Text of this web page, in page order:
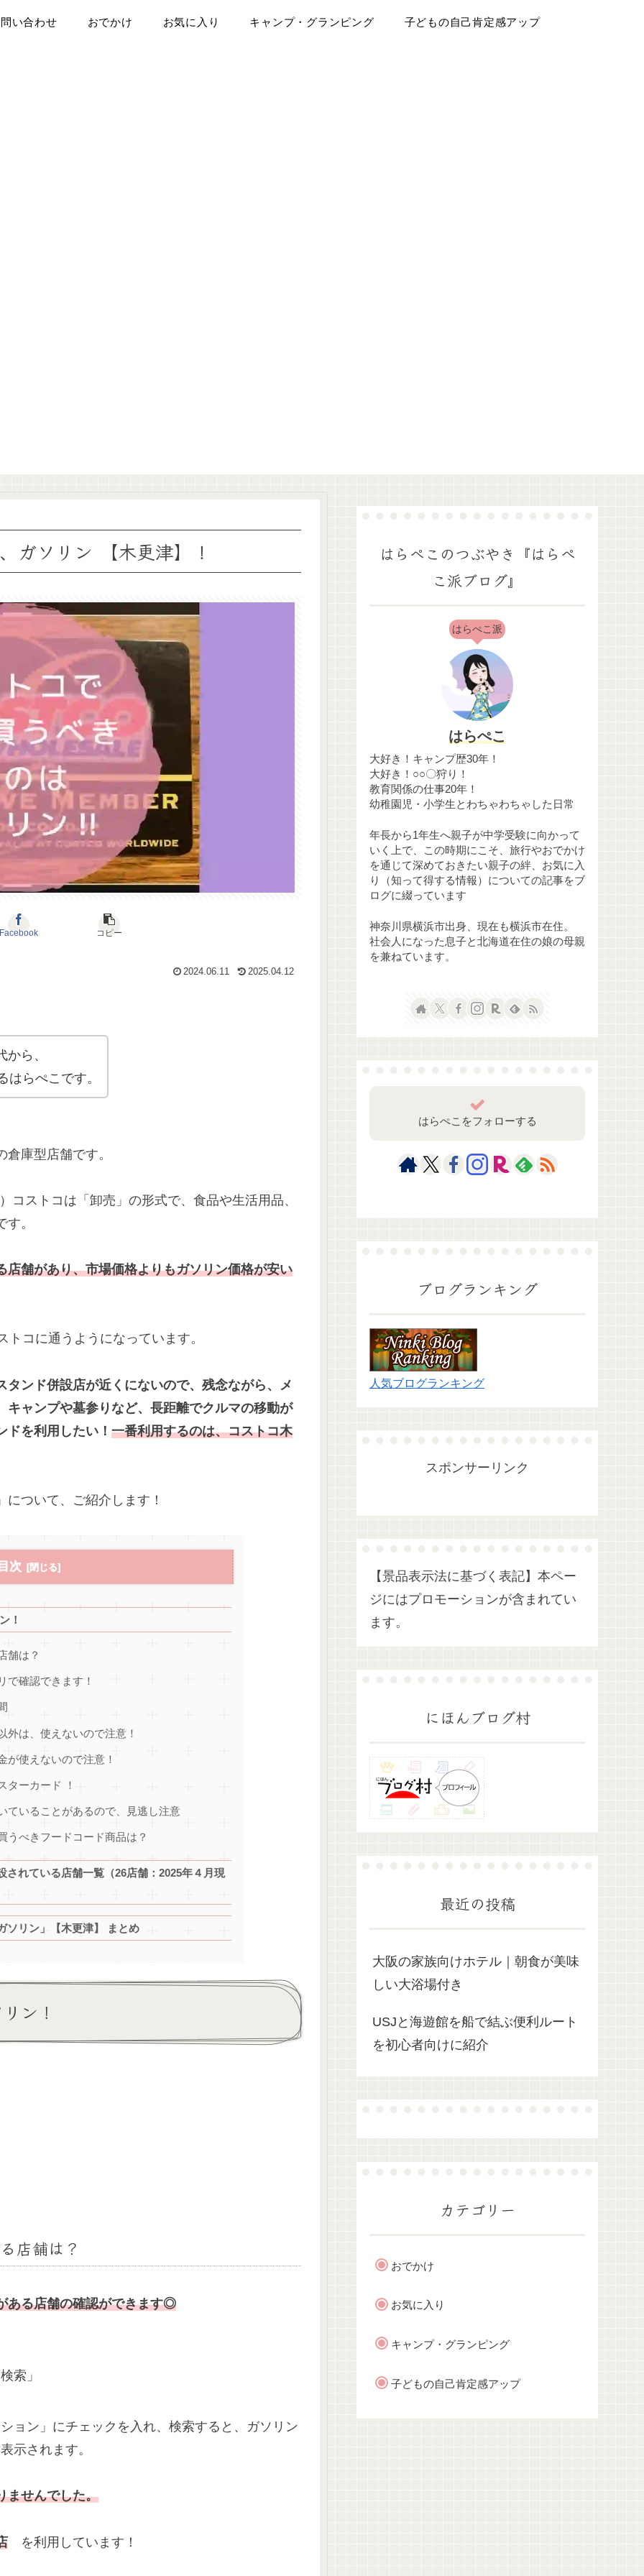
い合わせ おでかけ お気に入り キャンプ・グランピング 子どもの自己肯定感アップ
ガソリン 【木更津】！
Facebook コピー
2024.06.11 2025.04.12
ら、
はらぺこです。
庫型店舗です。
ストコは「卸売」の形式で、食品や生活用品、
。
店舗があり、市場価格よりもガソリン価格が安い
コに通うようになっています。
ンド併設店が近くにないので、残念ながら、メ
キャンプや墓参りなど、長距離でクルマの移動が
を利用したい！ 一番利用するのは、コストコ木
ついて、ご紹介します！
次
！
舗は？
で確認できます！
外は、使えないので注意！
が使えないので注意！
ターカード ！
ていることがあるので、見逃し注意
うべきフードコード商品は？
されている店舗一覧（26店舗：2025年４月現
ソリン」【木更津】 まとめ
ン！
店舗は？
ある店舗の確認ができます◎
索」
ョン」にチェックを入れ、検索すると、ガソリン
示されます。
ませんでした。
を利用しています！
はらぺこのつぶやき『はらぺ
こ派ブログ』
はらぺこ派
はらぺこ
大好き！キャンプ歴30年！
大好き！○○〇狩り！
教育関係の仕事20年！
幼稚園児・小学生とわちゃわちゃした日常
年長から1年生へ親子が中学受験に向かって
いく上で、この時期にこそ、旅行やおでかけ
を通じて深めておきたい親子の絆、お気に入
り（知って得する情報）についての記事をブ
ログに綴っています
神奈川県横浜市出身、現在も横浜市在住。
社会人になった息子と北海道在住の娘の母親
を兼ねています。
はらぺこをフォローする
ブログランキング
人気ブログランキング
スポンサーリンク
【景品表示法に基づく表記】本ペー
ジにはプロモーションが含まれてい
ます。
にほんブログ村
最近の投稿
大阪の家族向けホテル｜朝食が美味
しい大浴場付き
USJと海遊館を船で結ぶ便利ルート
を初心者向けに紹介
カテゴリー
おでかけ
お気に入り
キャンプ・グランピング
子どもの自己肯定感アップ